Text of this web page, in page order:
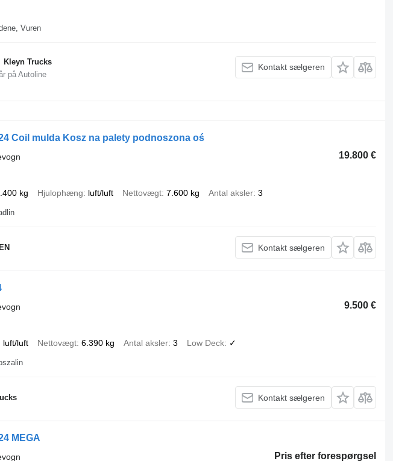
Vuren
Kleyn Trucks
på Autoline
Kontakt sælgeren
Coil mulda Kosz na palety podnoszona oś
19.800 €
kg Hjulophæng luft/luft Nettovægt 7.600 kg Antal aksler 3
Kontakt sælgeren
9.500 €
luft/luft Nettovægt 6.390 kg Antal aksler 3 Low Deck ✓
Kontakt sælgeren
MEGA
Pris efter forespørgsel